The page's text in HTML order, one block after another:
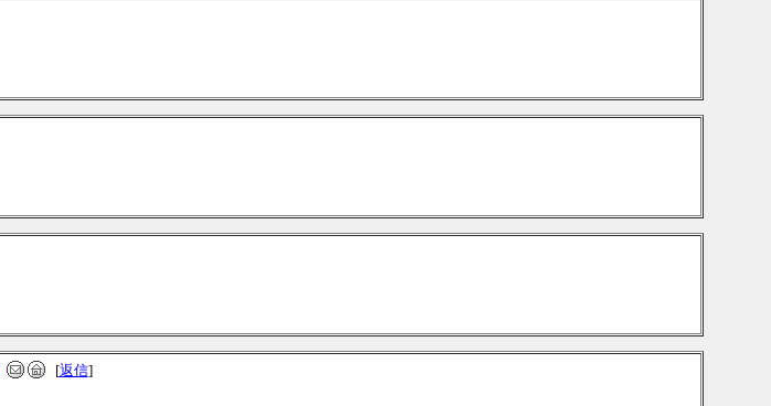
[返信]